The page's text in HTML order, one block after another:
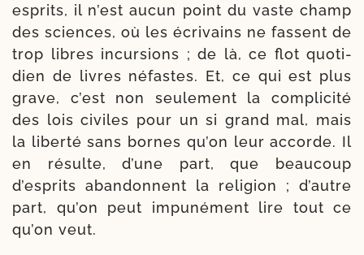
esprits, il n’est aucun point du vaste champ
des sciences, où les écri­vains ne fassent de
trop libres incur­sions ; de là, ce flot quo­ti­
dien de livres néfastes. Et, ce qui est plus
grave, c’est non seule­ment la com­pli­ci­té
des lois civiles pour un si grand mal, mais
la liber­té sans bornes qu’on leur accorde. Il
en résulte, d’une part, que beau­coup
d’esprits abandon­nent la reli­gion ; d’autre
part, qu’on peut impu­né­ment lire tout ce
qu’on veut.